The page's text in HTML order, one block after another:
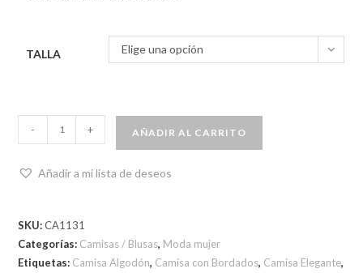
TALLA Elige una opción
- + AÑADIR AL CARRITO
Añadir a mi lista de deseos
SKU:CA1131
Categorías: Camisas / Blusas, Moda mujer
Etiquetas: Camisa Algodón, Camisa con Bordados, Camisa Elegante,